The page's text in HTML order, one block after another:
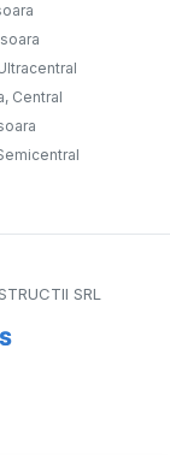
Central
SRL